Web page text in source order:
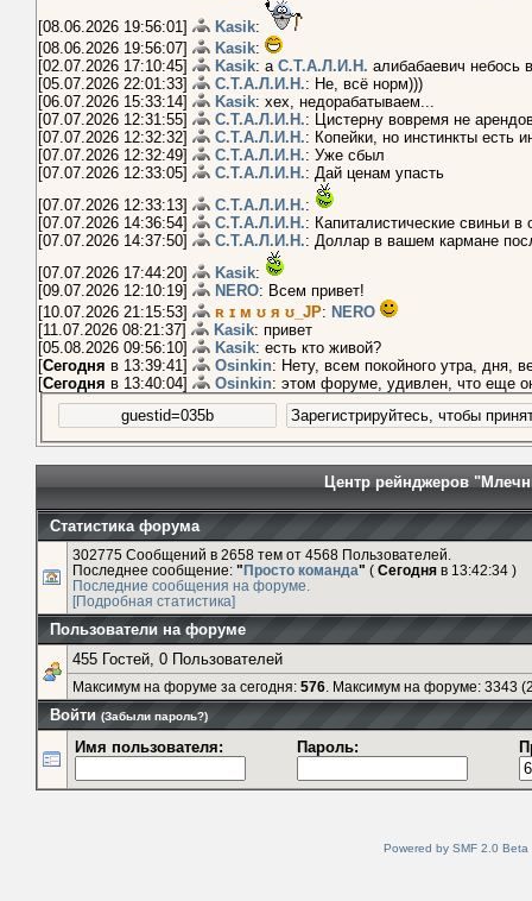
[08.06.2026 19:56:01] Kasik:
[08.06.2026 19:56:07]
Kasik:
[02.07.2026 17:10:45]
Kasik: а С.Т.А.Л.И.Н. алибабаевич небось
[05.07.2026 22:01:33]
С.Т.А.Л.И.Н.: Не, всё норм)))
[06.07.2026 15:33:14]
Kasik: хех, недорабатываем...
[07.07.2026 12:31:55]
С.Т.А.Л.И.Н.: Цистерну вовремя не
[07.07.2026 12:32:32]
С.Т.А.Л.И.Н.: Копейки, но инстинкты есть
[07.07.2026 12:32:49]
С.Т.А.Л.И.Н.: Уже сбыл
[07.07.2026 12:33:05]
С.Т.А.Л.И.Н.: Дай ценам упасть
[07.07.2026 12:33:13]
С.Т.А.Л.И.Н.:
[07.07.2026 14:36:54]
С.Т.А.Л.И.Н.: Капиталистические свиньи
[07.07.2026 14:37:50]
С.Т.А.Л.И.Н.: Доллар в вашем кармане
[07.07.2026 17:44:20]
Kasik:
[09.07.2026 12:10:19]
NERO: Всем привет!
[10.07.2026 21:15:53]
ʀ ɪ м ʊ я ʊ_JP: NERO
[11.07.2026 08:21:37]
Kasik: привет
[05.08.2026 09:56:10]
Kasik: есть кто живой?
[Сегодня в 13:39:41] Osinkin: Нету, всем покойного утра, дня,
[Сегодня в 13:40:04] Osinkin: этом форуме, удивлен, что еще
Центр рейнджеров
Статистика форума
302775 Сообщений в 2658 тем от 4568 Пользователей.
Последнее сообщение: "Просто команда" ( Сегодня в 13:42:34 )
Последние сообщения на форуме.
[Подробная статистика]
Пользователи на форуме
455 Гостей, 0 Пользователей
Максимум на форуме за сегодня: 576 . Максимум на форуме: 3343
Войти(Забыли пароль?)
Имя пользователя: Пароль:
Powered by SMF 2.0 Beta